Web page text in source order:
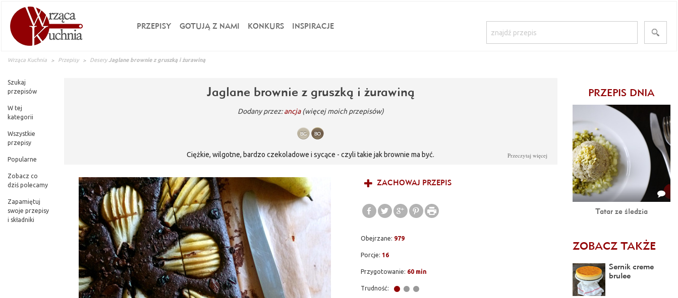
PRZEPISY GOTUJĄ Z NAMI KONKURS INSPIRACJE
Wrząca Kuchnia Przepisy Desery Jaglane brownie z gruszką i żurawiną
Szukaj
przepisów
W tej
kategorii
Wszystkie
przepisy
Popularne
Zobacz co
dziś polecamy
Zapamiętuj
swoje przepisy
i składniki
Jaglane brownie z gruszką i żurawiną
Dodany przez:ancja (więcej moich przepisów)
Ciężkie, wilgotne, bardzo czekoladowe i sycące - czyli takie jak brownie ma być. Przeczytaj więcej
ZACHOWAJ PRZEPIS
Obejrzane: 979
Porcje: 16
Przygotowanie: 60 min
Trudność:
PRZEPIS DNIA
Tatar ze śledzia
ZOBACZ TAKŻE
Sernik creme
brulee